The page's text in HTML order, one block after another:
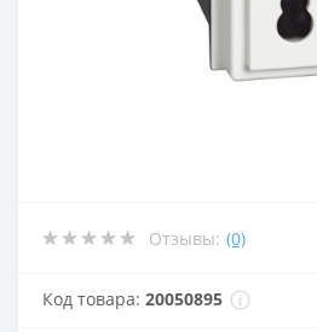
Отзывы: (0)
Код товара: 20050895